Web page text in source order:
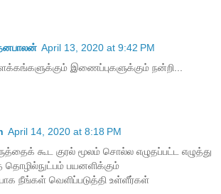
April 13, 2020 at 9:42 PM
இணைப்புகளுக்கும் நன்றி...
April 14, 2020 at 8:18 PM
கூட குரல் மூலம் சொல்ல எழுதப்பட்ட எழுத்து
தொழில்நுட்பம் பயனளிக்கும்
நீங்கள் வெளிப்படுத்தி உள்ளீர்கள்